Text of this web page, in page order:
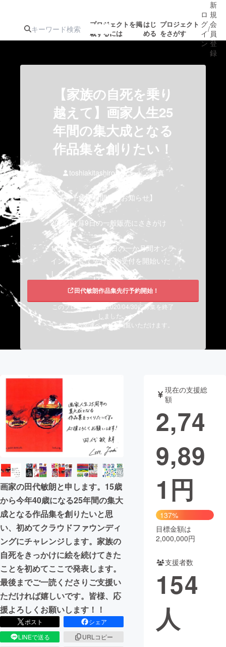
プロジェクトを掲
載するには
はじ
める
プロジェクト
をさがす
注目のリ
注目の新着プロ
ジェクト
募集終了が近いプ
ロジェクト
アート・写真
テクノロジー・ガジェット
映像・映画
ビジネス・起業
まちづくり・地域活性化
CAMPFIRE for Social GoodCAMPFIRE Creation
CAMPFIREふるさと納税machi-yaコミュニティ
ロ
グ
イ
ン
/
新
規
会
員
登
録
【家族の自死を乗り
越えて】画家人生25
年間の集大成となる
作品集を創りたい！
toshiakitashiro アート・写真
【先行予約受付開始のお知らせ】
2021年1月9日の一般販売にさきがけ
て、
11月15日～12月15日の一か月間オンラ
イン限定にて先行予約受付を開始いた
します！
田代敏朗作品集先行予約開始！
このプロジェクトは2020/04/30に募集を終了
しました。
こちらから関連ページを閲覧いただけます。
画家の田代敏朗と申します。15歳
から今年40歳になる25年間の集大
成となる作品集を創りたいと思
い、初めてクラウドファウンディ
ングにチャレンジします。家族の
自死をきっかけに絵を続けてきた
ことを初めてここで発表します。
最後までご一読くださりご支援い
ただければ嬉しいです。皆様、応
援よろしくお願いします！！
ポスト
シェア
LINEで送る
URLコピー
現在の支援総
額
2,74
9,89
1 円
137%
目標金額は
2,000,000円
支援者数
154
人